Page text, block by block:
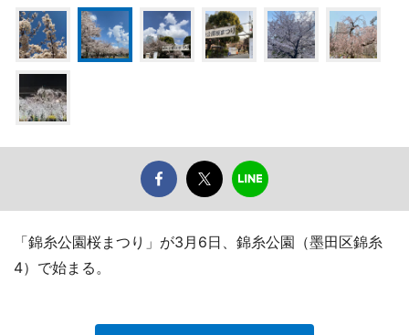
「錦糸公園桜まつり」が3月6日、錦糸公園（墨田区錦糸
4）で始まる。